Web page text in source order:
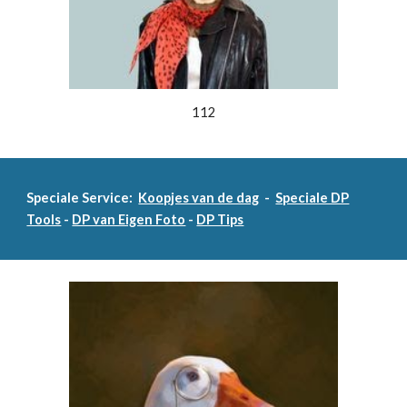
112
Speciale Service: Koopjes van de dag -Speciale DP
Tools - DP van Eigen Foto - DP Tips